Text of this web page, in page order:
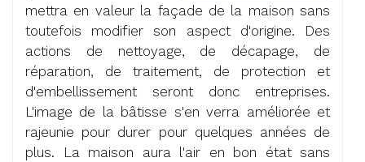
mettra en valeur la façade de la maison sans
toutefois modifier son aspect d'origine. Des
actions de nettoyage, de décapage, de
réparation, de traitement, de protection et
d'embellissement seront donc entreprises.
L'image de la bâtisse s'en verra améliorée et
rajeunie pour durer pour quelques années de
plus. La maison aura l'air en bon état sans